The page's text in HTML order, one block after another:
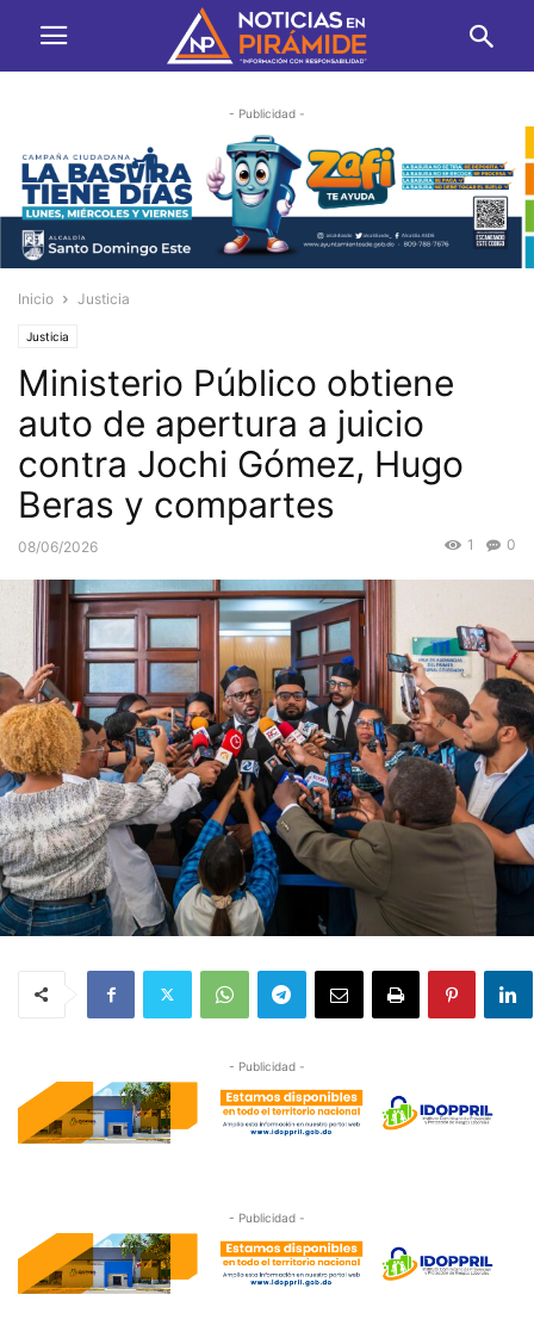
- Publicidad -
Inicio Justicia
Justicia
Ministerio Público obtiene
auto de apertura a juicio
contra Jochi Gómez, Hugo
Beras y compartes
08/06/2026 0
1
- Publicidad -
- Publicidad -